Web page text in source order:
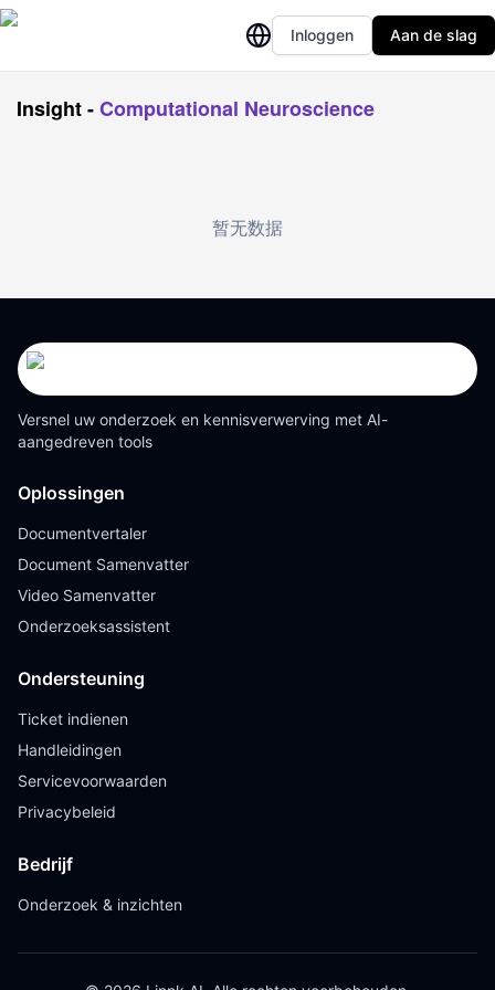
Inloggen Aan de slag
Insight-Computational Neuroscience
暂无数据
Versnel uw onderzoek en kennisverwerving met AI-
aangedreven tools
Oplossingen
Documentvertaler
Document Samenvatter
Video Samenvatter
Onderzoeksassistent
Ondersteuning
Ticket indienen
Handleidingen
Servicevoorwaarden
Privacybeleid
Bedrijf
Onderzoek & inzichten